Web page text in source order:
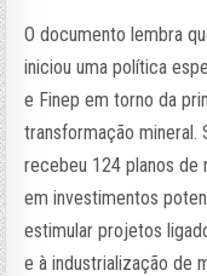
O documento lembra
iniciou uma política
e Finep em torno da
transformação mineral.
recebeu 124 planos de
em investimentos
estimular projetos
e à industrialização de